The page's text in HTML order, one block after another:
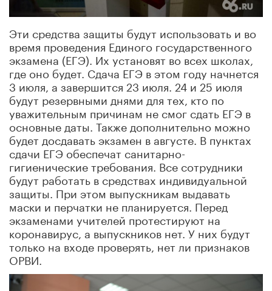
Эти средства защиты будут использовать и во
время проведения Единого государственного
экзамена (ЕГЭ). Их установят во всех школах,
где оно будет. Сдача ЕГЭ в этом году начнется
3 июля, а завершится 23 июля. 24 и 25 июля
будут резервными днями для тех, кто по
уважительным причинам не смог сдать ЕГЭ в
основные даты. Также дополнительно можно
будет досдавать экзамен в августе. В пунктах
сдачи ЕГЭ обеспечат санитарно-
гигиенические требования. Все сотрудники
будут работать в средствах индивидуальной
защиты. При этом выпускникам выдавать
маски и перчатки не планируется. Перед
экзаменами учителей протестируют на
коронавирус, а выпускников нет. У них будут
только на входе проверять, нет ли признаков
ОРВИ.